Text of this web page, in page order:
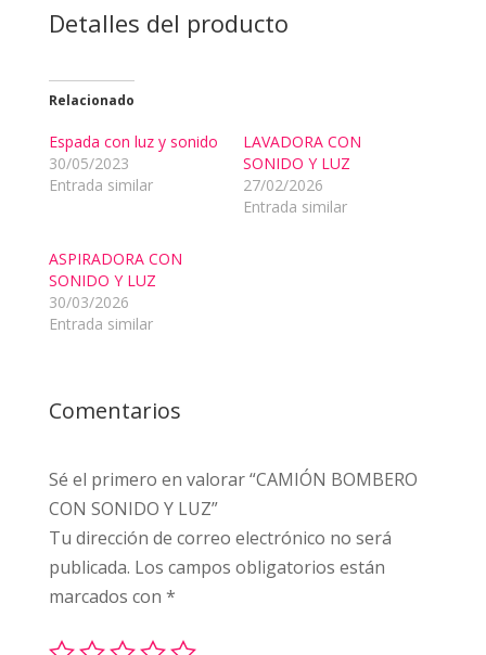
LUZ
Detalles del producto
Relacionado
Espada con luz y sonido
30/05/2023
Entrada similar
LAVADORA CON
SONIDO Y LUZ
27/02/2026
Entrada similar
ASPIRADORA CON
SONIDO Y LUZ
30/03/2026
Entrada similar
Comentarios
Sé el primero en valorar “CAMIÓN BOMBERO
CON SONIDO Y LUZ”
Tu dirección de correo electrónico no será
publicada. Los campos obligatorios están
marcados con *